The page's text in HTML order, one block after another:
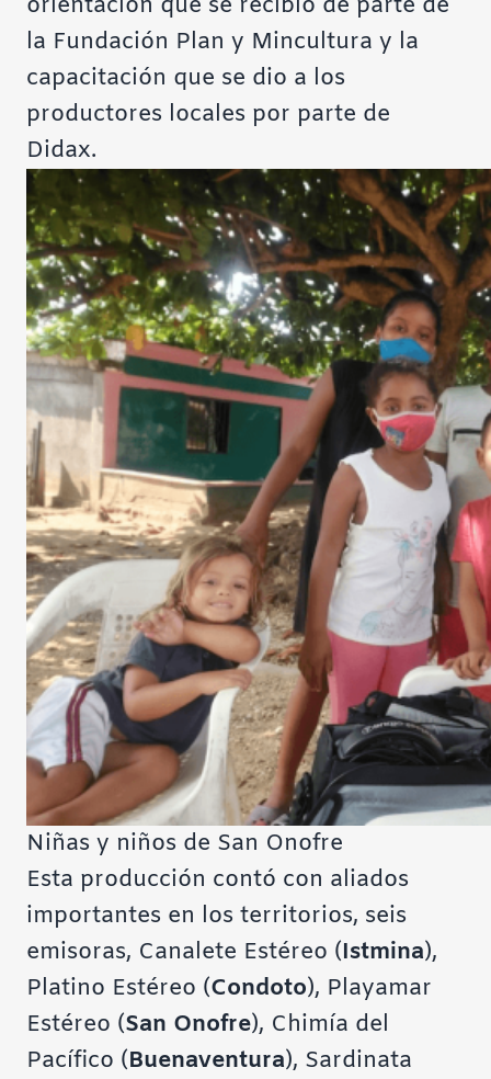
orientación que se recibió de parte de
la Fundación Plan y Mincultura y la
capacitación que se dio a los
productores locales por parte de
Didax.
Niñas y niños de San Onofre
Esta producción contó con aliados
importantes en los territorios, seis
emisoras, Canalete Estéreo (Istmina),
Platino Estéreo (Condoto), Playamar
Estéreo (San Onofre), Chimía del
Pacífico (Buenaventura), Sardinata